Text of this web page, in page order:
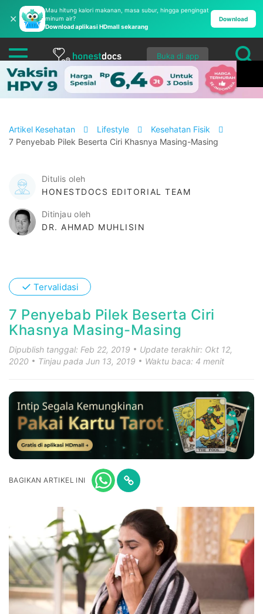
✕
Mau hitung kalori makanan, masa subur, hingga pengingat
minum air?
Download aplikasi HDmall sekarang
Download
Buka di app
Artikel Kesehatan Lifestyle
Kesehatan Fisik
7 Penyebab Pilek Beserta Ciri Khasnya Masing-Masing
Ditulis oleh
HONESTDOCS EDITORIAL TEAM
Ditinjau oleh
DR. AHMAD MUHLISIN
✓ Tervalidasi
7 Penyebab Pilek Beserta Ciri
Khasnya Masing-Masing
Dipublish tanggal: Feb 22, 2019
Update terakhir: Okt 12,
2020
Tinjau pada Jun 13, 2019 Waktu baca: 4 menit
BAGIKAN ARTIKEL INI